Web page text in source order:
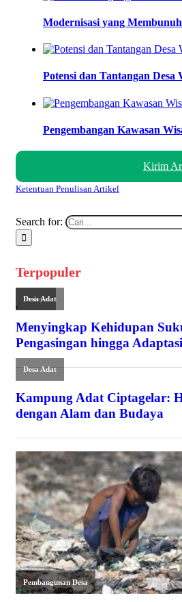
Modernisasi yang
Potensi dan Tantangan
Pengembangan Kawasan
Kirim
Ketentuan Penulisan Artikel
Search for:
Terpopuler
Budaya
, Desa Adat
Menyingkap Kehidupan
Pengasingan hingga
Desa Adat
Kampung Adat Ciptagelar:
dengan Alam dan Budaya
Pembangunan Desa